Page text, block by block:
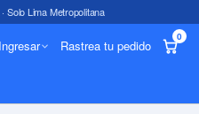
Solo Lima Metropolitana
Rastrea tu pedido
0